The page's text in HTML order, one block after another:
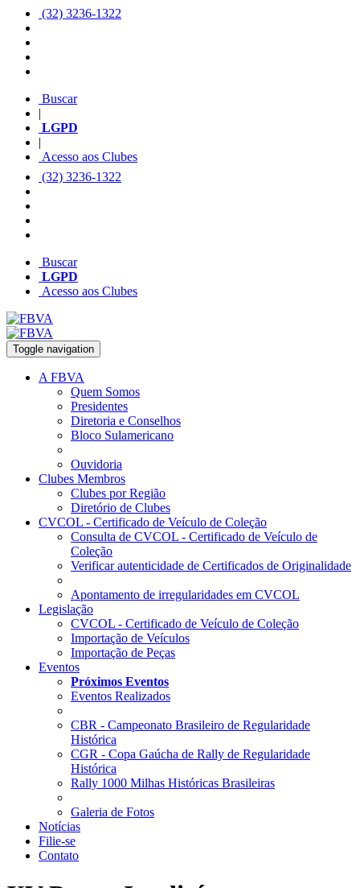
(32) 3236-1322
Buscar
|
LGPD
|
Acesso aos Clubes
(32) 3236-1322
Buscar
LGPD
Acesso aos Clubes
Toggle navigation
A FBVA
Quem Somos
Presidentes
Diretoria e Conselhos
Bloco Sulamericano
Ouvidoria
Clubes Membros
Clubes por Região
Diretório de Clubes
CVCOL - Certificado de Veículo de Coleção
Consulta de CVCOL - Certificado de Veículo de
Coleção
Verificar autenticidade de Certificados de Originalidade
Apontamento de irregularidades em CVCOL
Legislação
CVCOL - Certificado de Veículo de Coleção
Importação de Veículos
Importação de Peças
Eventos
Próximos Eventos
Eventos Realizados
CBR - Campeonato Brasileiro de Regularidade
Histórica
CGR - Copa Gaúcha de Rally de Regularidade
Histórica
Rally 1000 Milhas Históricas Brasileiras
Galeria de Fotos
Notícias
Filie-se
Contato